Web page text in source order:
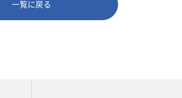
一覧に戻る